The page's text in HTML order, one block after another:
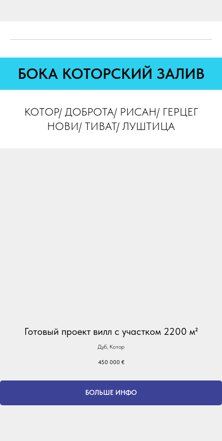
БОКА КОТОРСКИЙ ЗАЛИВ
КОТОР/ ДОБРОТА/ РИСАН/ ГЕРЦЕГ
НОВИ/ ТИВАТ/ ЛУШТИЦА
Готовый проект вилл с участком 2200 м²
Дуб, Котор
450 000 €
БОЛЬШЕ ИНФО